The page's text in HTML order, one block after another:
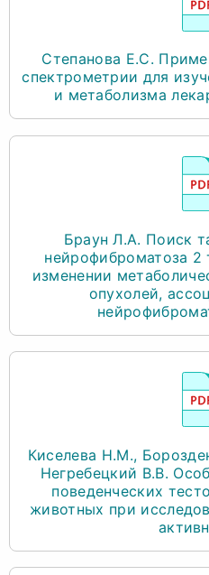
Степанова Е.С.
спектрометрии для
и метаболизма
Браун Л.А. Поиск
нейрофиброматоза 2
изменении
опухолей,
Киселева Н.М.,
Негребецкий В.В.
поведенческих
животных при